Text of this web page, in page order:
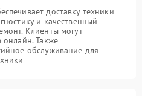
доставку техники
и качественный
Клиенты могут
онлайн. Также
обслуживание для